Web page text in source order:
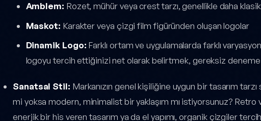
Amblem: Rozet, mühür veya crest tarzı, genellikle daha
Maskot: Karakter veya çizgi film figüründen oluşan logolar
Dinamik Logo: Farklı ortam ve uygulamalarda farklı
logoyu tercih ettiğinizi net olarak belirtmek, gereksiz deneme
Sanatsal Stil: Markanızın genel kişiliğine uygun bir tasarım
mi yoksa modern, minimalist bir yaklaşım mı istiyorsunuz?
enerjik bir his veren tasarım ya da el yapımı, organik çizgiler